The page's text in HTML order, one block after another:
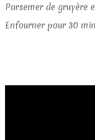
Parsemer de gruyère
Enfourner pour 30